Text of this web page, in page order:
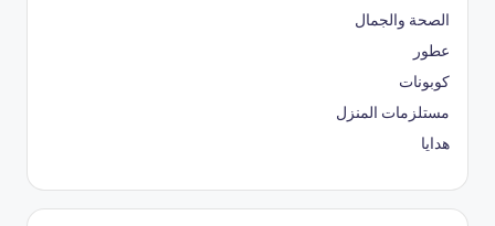
الصحة والجمال
عطور
كوبونات
مستلزمات المنزل
هدايا